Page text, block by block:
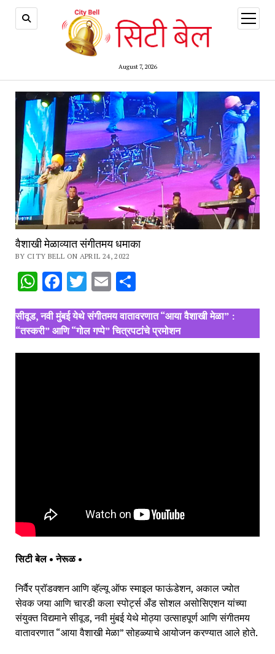
August 7, 2026
open
menu
वैशाखी मेळाव्यात संगीतमय धमाका
BY CITY BELL ON APRIL 24, 2022
WhatsApp
Facebook
Twitter
EmailShare
सीवूड, नवी मुंबई येथे संगीतमय वातावरणात “आया वैशाखी मेळा” :
“तस्करी” आणि “गोल गप्पे” चित्रपटांचे प्रमोशन
सिटी बेल • नेरूळ •
निर्वैर प्रॉडक्शन आणि व्हॅल्यू ऑफ स्माइल फाऊंडेशन, अकाल ज्योत
सेवक जया आणि चारडी कला स्पोर्ट्स अँड सोशल असोसिएशन यांच्या
संयुक्त विद्यमाने सीवूड, नवी मुंबई येथे मोठ्या उत्साहपूर्ण आणि संगीतमय
वातावरणात “आया वैशाखी मेळा” सोहळ्याचे आयोजन करण्यात आले होते.